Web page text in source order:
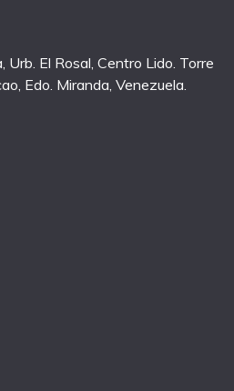
Urb. El Rosal, Centro Lido. Torre
Edo. Miranda, Venezuela.